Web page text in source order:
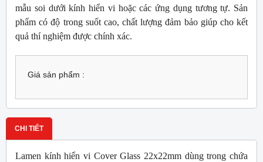
mẫu soi dưới kính hiển vi hoặc các ứng dụng tương tự. Sản
phẩm có độ trong suốt cao, chất lượng đảm bảo giúp cho kết
quả thí nghiệm được chính xác.
Giá sản phẩm :
CHI TIẾT
Lamen kính hiển vi Cover Glass 22x22mm dùng trong chứa